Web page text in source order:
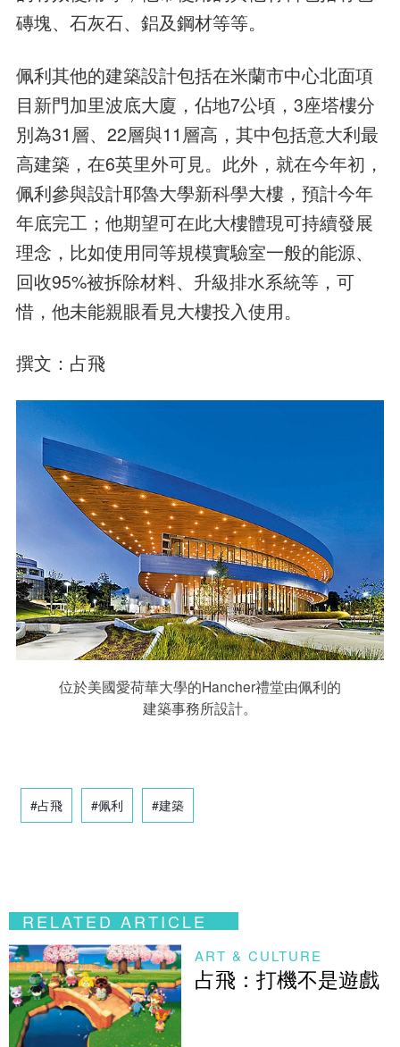
磚塊、石灰石、鋁及鋼材等等。
佩利其他的建築設計包括在米蘭市中心北面項
目新門加里波底大廈，佔地7公頃，3座塔樓分
別為31層、22層與11層高，其中包括意大利最
高建築，在6英里外可見。此外，就在今年初，
佩利參與設計耶魯大學新科學大樓，預計今年
年底完工；他期望可在此大樓體現可持續發展
理念，比如使用同等規模實驗室一般的能源、
回收95%被拆除材料、升級排水系統等，可
惜，他未能親眼看見大樓投入使用。
撰文：占飛
位於美國愛荷華大學的Hancher禮堂由佩利的
建築事務所設計。
#占飛 #佩利 #建築
RELATED ARTICLE
ART & CULTURE
占飛：打機不是遊戲